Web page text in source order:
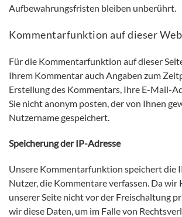
Aufbewahrungsfristen bleiben unberührt.
Kommentarfunktion auf dieser
Für die Kommentarfunktion auf dieser
Ihrem Kommentar auch Angaben zum
Erstellung des Kommentars, Ihre E-Mail-
Sie nicht anonym posten, der von Ihnen
Nutzername gespeichert.
Speicherung der IP-Adresse
Unsere Kommentarfunktion speichert die
Nutzer, die Kommentare verfassen. Da wir
unserer Seite nicht vor der Freischaltung
wir diese Daten, um im Falle von